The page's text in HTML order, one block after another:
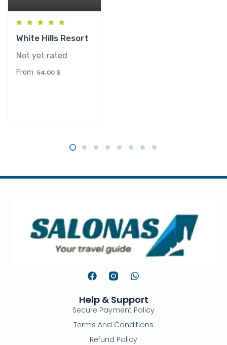
White Hills Resort
Not yet rated
From 54,00 $
Help & Support
Secure Payment Policy
Terms And Conditions
Refund Policy